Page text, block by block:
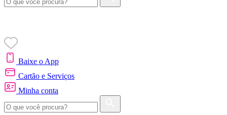
Baixe o App
Cartão e Serviços
Minha conta